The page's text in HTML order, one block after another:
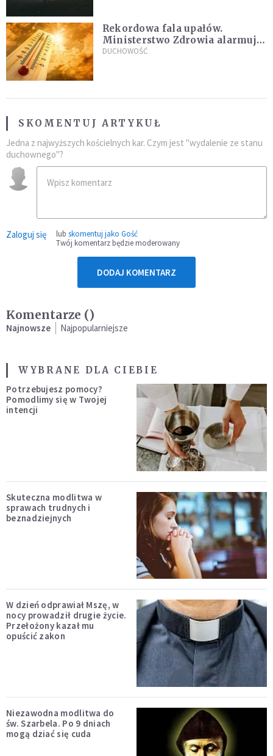
Rekordowa fala upałów.
Ministerstwo Zdrowia alarmuje
po doświadczeniach z czerwca
DUCHOWOŚĆ
SKOMENTUJ ARTYKUŁ
Jedna z najwyższych kościelnych kar. Czym jest "wydalenie ze stanu
duchownego"?
Zaloguj się lub skomentuj jako Gość
Twój komentarz będzie moderowany
DODAJ KOMENTARZ
Komentarze ()
Najnowsze Najpopularniejsze
WYBRANE DLA CIEBIE
Potrzebujesz pomocy?
Pomodlimy się w Twojej
intencji
Skuteczna modlitwa w
sprawach trudnych i
beznadziejnych
W dzień odprawiał Mszę, w
nocy prowadził drugie życie.
Przełożony kazał mu
opuścić zakon
Niezawodna modlitwa do
św. Szarbela. Po 9 dniach
mogą dziać się cuda